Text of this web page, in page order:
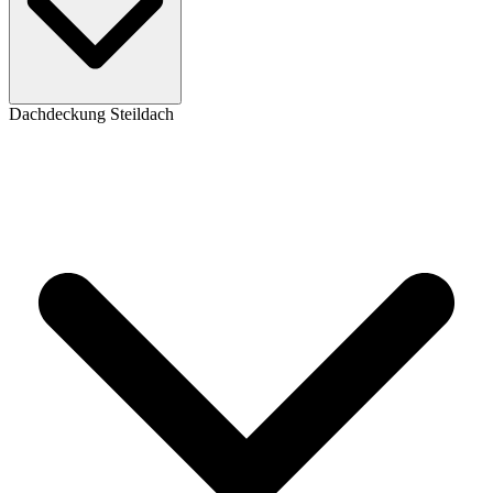
Dachdeckung Steildach